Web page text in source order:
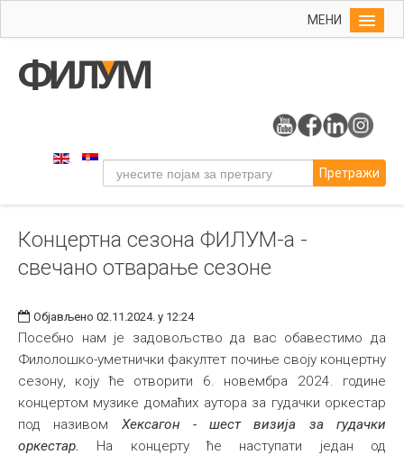
МЕНИ
Упис
Уметност
Музичка уметност
Примењена и ликовна уметност
Издаваштво
Библиотека
Међународна
Претражи
Концертна сезона ФИЛУМ-а -
свечано отварање сезоне
Објављено 02.11.2024. у 12:24
Посебно нам је задовољство да вас обавестимо да
Филолошко-уметнички факултет почиње своју концертну
сезону, коју ће отворити 6. новембра 2024. године
концертом музике домаћих аутора за гудачки оркестар
под називом Хексагон - шест визија за гудачки
оркестар.
На концерту ће наступати један од